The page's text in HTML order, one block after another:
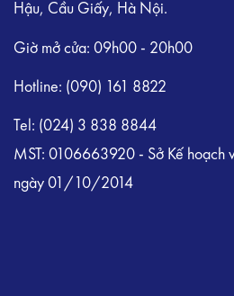
Hậu, Cầu Giấy, Hà Nội.
Giờ mở cửa: 09h00 - 20h00
Hotline: (090) 161 8822
Tel: (024) 3 838 8844
MST: 0106663920 - Sở Kế hoạch
ngày 01/10/2014